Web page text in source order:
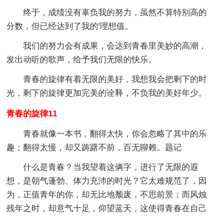
终于，成绩没有辜负我的努力，虽然不算特别高的
分数，但已经达到了我的'理想值。
我们的努力会有成果，会达到青春里美妙的高潮，
发出动听的歌声，给予我们无限的快乐。
青春的旋律有着无限的美好，我想我会把剩下的时
光，剩下的旋律更加完美的诠释，不负我的美好年少。
青春的旋律11
青春就像一本书，翻得太快，你会忽略了其中的乐
趣；翻得太慢，却又踌躇不前，百无聊赖。题记
什么是青春？当我望着这俩字，进行了无限的遐
想，是朝气蓬勃、体力充沛的时光？它太难规范了，因
为，正值青年的你，却无比地颓废，不思前景；而风烛
残年之时，却意气十足，仰望蓝天，这使得青春在自己